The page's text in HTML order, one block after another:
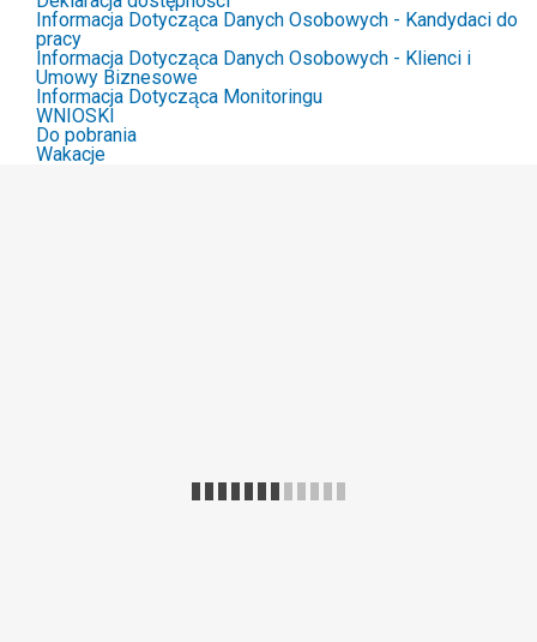
Informacja Dotycząca Danych Osobowych - Kandydaci do
pracy
Informacja Dotycząca Danych Osobowych - Klienci i
Umowy Biznesowe
Informacja Dotycząca Monitoringu
WNIOSKI
Do pobrania
Wakacje